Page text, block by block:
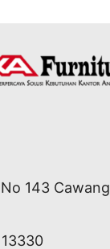
143 Cawang